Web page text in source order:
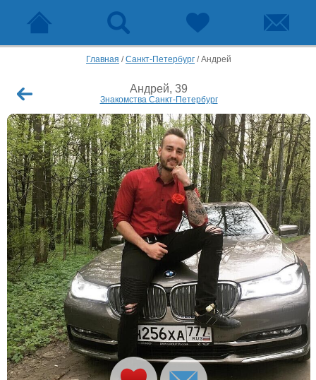
Главная /Санкт-Петербург /Андрей
Андрей, 39
Знакомства Санкт-Петербург